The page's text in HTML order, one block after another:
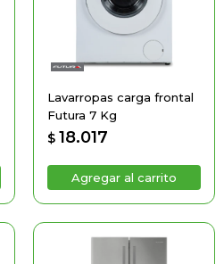
Lavarropas carga frontal
Futura 7 Kg
$ 18.017